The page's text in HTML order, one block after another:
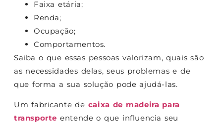
Faixa etária;
Renda;
Ocupação;
Comportamentos.
Saiba o que essas pessoas valorizam, quais são
as necessidades delas, seus problemas e de
que forma a sua solução pode ajudá-las.
Um fabricante de caixa de madeira para
transporte entende o que influencia seu